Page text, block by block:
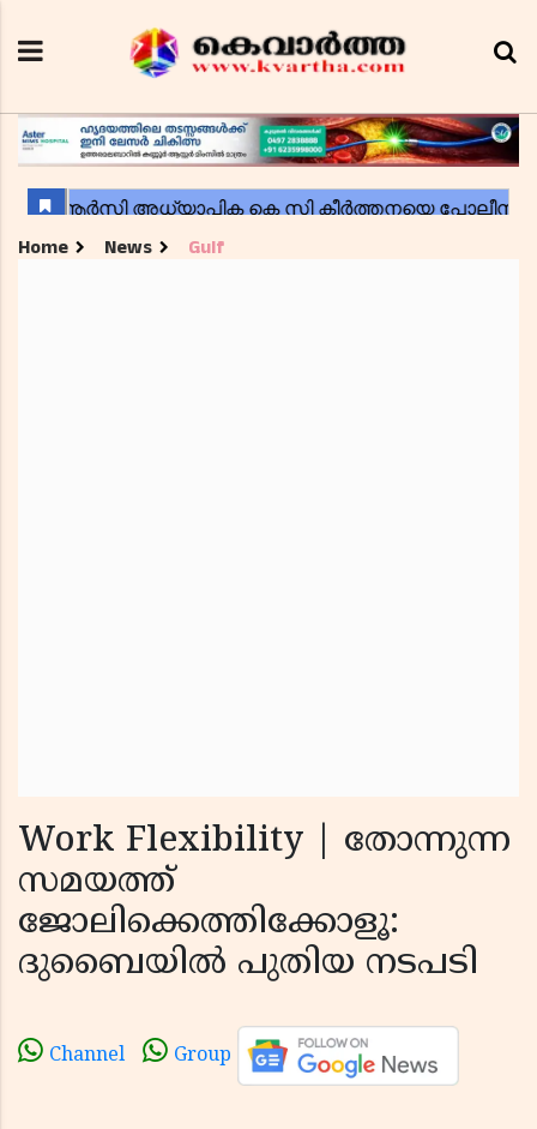
Home News Gulf
Work Flexibility | തോന്നുന്ന
സമയത്ത്
ജോലിക്കെത്തിക്കോളൂ:
ദുബൈയിൽ പുതിയ നടപടി
Channel Group